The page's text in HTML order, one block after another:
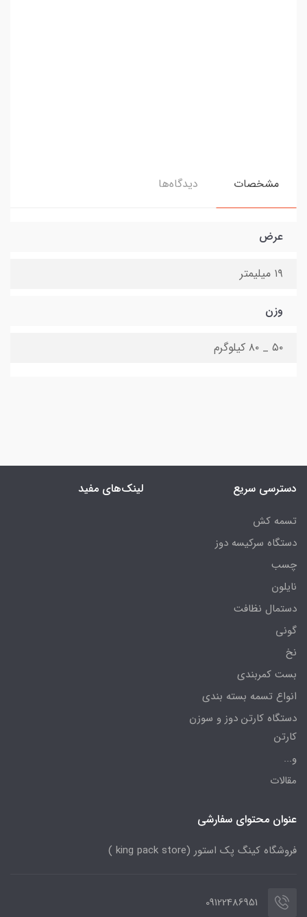
مشخصات دیدگاه‌ها
عرض
۱۹ میلیمتر
وزن
۵۰ _ ۸۰ کیلوگرم
دسترسی سریع
تسمه کش
دستگاه سرکیسه دوز
چسب
نایلون
دستمال نظافت
گونی
نخ
بست کمربندی
انواع تسمه بسته بندی
دستگاه کارتن دوز و سوزن
کارتن
و...
مقالات
لینک‌های مفید
عنوان محتوای سفارشی
فروشگاه کینگ پک استور (king pack store )
09122486951